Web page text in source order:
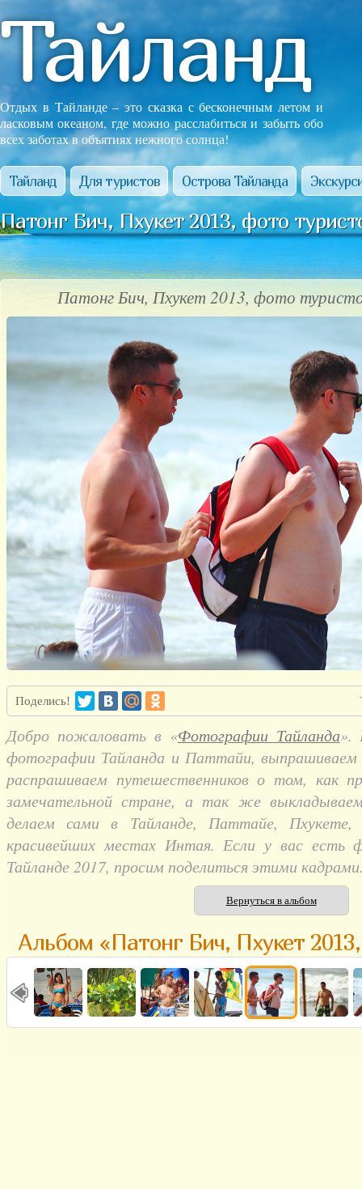
Тайланд
Отдых в Тайланде – это сказка с бесконечным летом и
ласковым океаном, где можно расслабиться и забыть обо
всех заботах в объятиях нежного солнца!
Тайланд Для туристов Острова Тайланда
Патонг Бич, Пхукет 2013, фото
Патонг Бич, Пхукет 2013, фото
Поделись!
Добро пожаловать в «Фотографии Тайланда».
фотографии Тайланда и Паттайи, выпрашиваем
распрашиваем путешественников о том, как
замечательной стране, а так же
делаем сами в Тайланде, Паттайе,
красивейших местах Интая. Если у вас есть
Тайланде 2017, просим поделиться этими
Вернуться в альбом
Альбом «Патонг Бич, Пхукет